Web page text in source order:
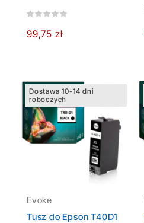
99,75 zł
Dostawa 10-14 dni
roboczych
Evoke
Tusz do Epson T40D1